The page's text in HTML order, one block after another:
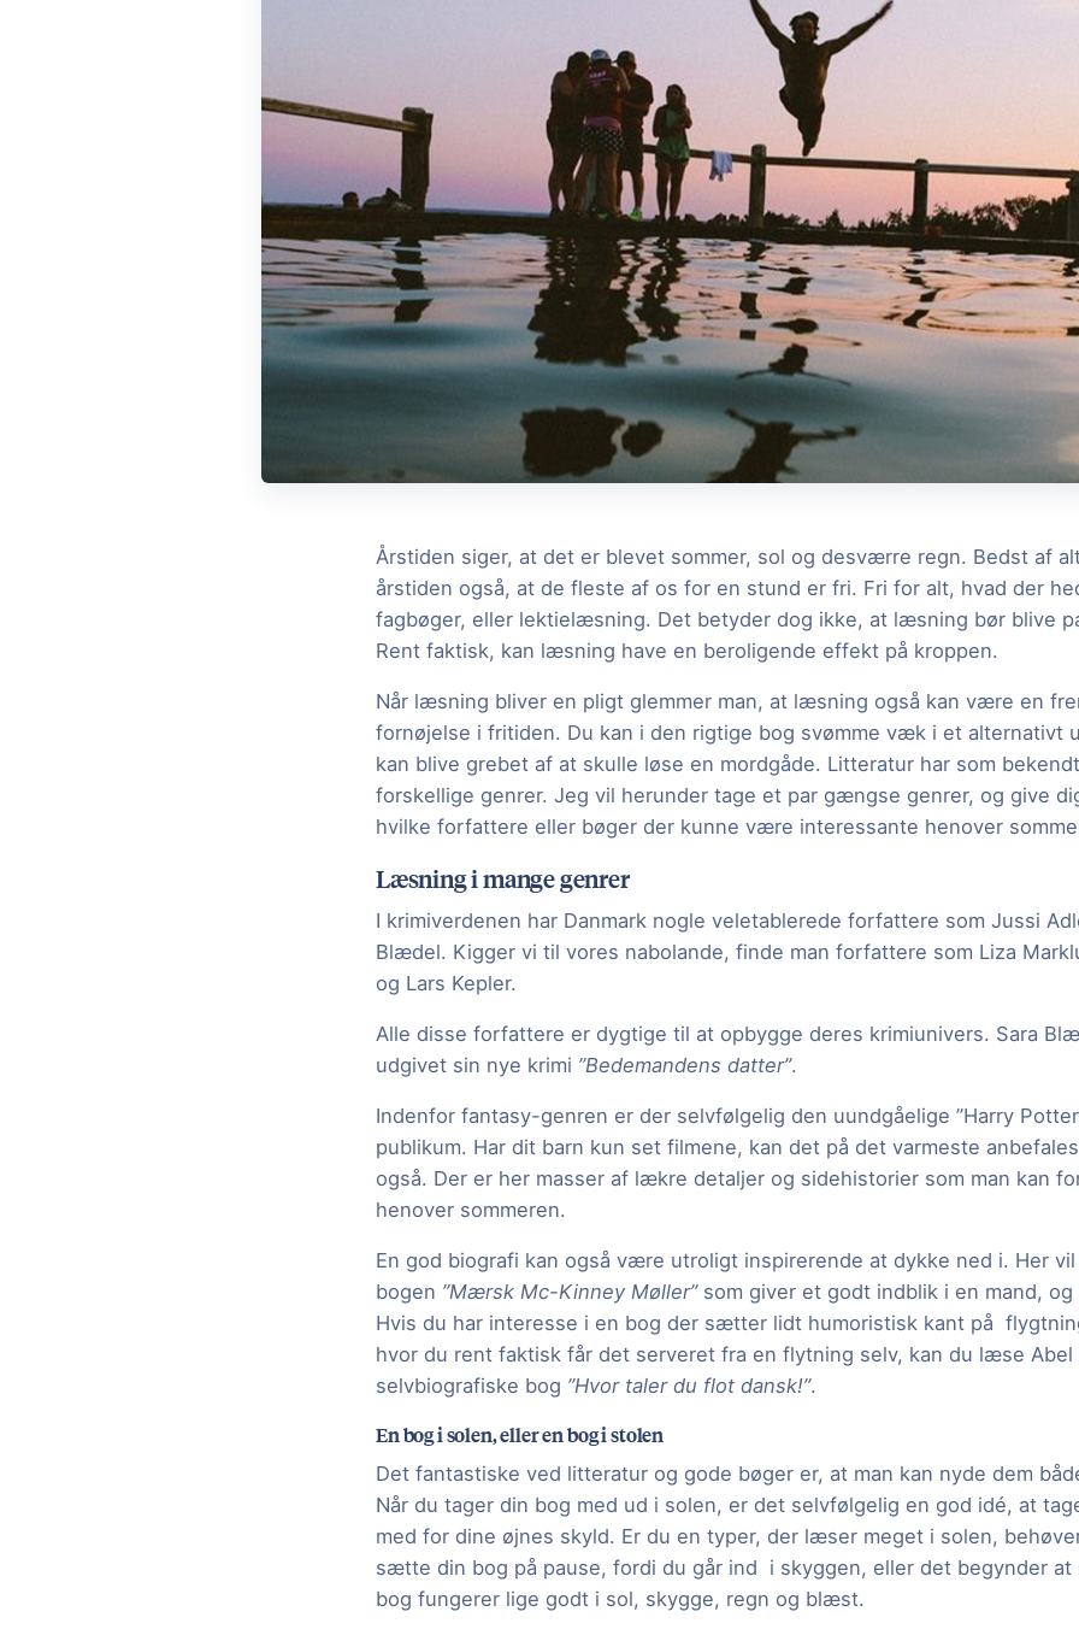
Årstiden siger, at det er blevet sommer, sol og desværre regn. Bedst af
årstiden også, at de fleste af os for en stund er fri. Fri for alt, hvad der
fagbøger, eller lektielæsning. Det betyder dog ikke, at læsning bør blive
Rent faktisk, kan læsning have en beroligende effekt på kroppen.
Når læsning bliver en pligt glemmer man, at læsning også kan være en
fornøjelse i fritiden. Du kan i den rigtige bog svømme væk i et alternativt
kan blive grebet af at skulle løse en mordgåde. Litteratur har som
forskellige genrer. Jeg vil herunder tage et par gængse genrer, og give
hvilke forfattere eller bøger der kunne være interessante henover
Læsning i mange genrer
I krimiverdenen har Danmark nogle veletablerede forfattere som Jussi
Blædel. Kigger vi til vores nabolande, finde man forfattere som Liza
og Lars Kepler.
Alle disse forfattere er dygtige til at opbygge deres krimiunivers. Sara
udgivet sin nye krimi ”Bedemandens datter”.
Indenfor fantasy-genren er der selvfølgelig den uundgåelige ”Harry
publikum. Har dit barn kun set filmene, kan det på det varmeste
også. Der er her masser af lækre detaljer og sidehistorier som man kan
henover sommeren.
En god biografi kan også være utroligt inspirerende at dykke ned i. Her
bogen ”Mærsk Mc-Kinney Møller”som giver et godt indblik i en mand,
Hvis du har interesse i en bog der sætter lidt humoristisk kant på
hvor du rent faktisk får det serveret fra en flytning selv, kan du læse Abel
selvbiografiske bog ”Hvor taler du flot dansk!”.
En bog i solen, eller en bog i stolen
Det fantastiske ved litteratur og gode bøger er, at man kan nyde dem
Når du tager din bog med ud i solen, er det selvfølgelig en god idé, at
med for dine øjnes skyld. Er du en typer, der læser meget i solen,
sætte din bog på pause, fordi du går ind i skyggen, eller det begynder at
bog fungerer lige godt i sol, skygge, regn og blæst.